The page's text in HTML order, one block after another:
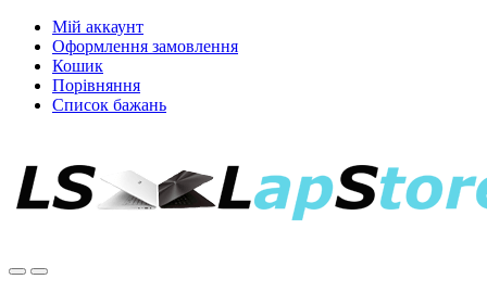
Мій аккаунт
Оформлення замовлення
Кошик
Порівняння
Список бажань